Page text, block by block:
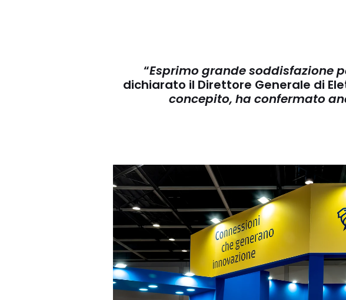
“Esprimo grande soddisfazione
dichiarato il Direttore Generale di
concepito, ha confermato